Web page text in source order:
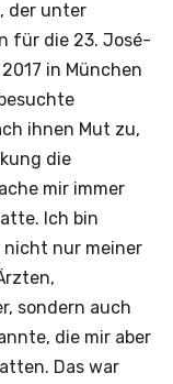
der unter
für die 23. José-
in München
ihnen Mut zu,
die
mir immer
Ich bin
nicht nur meiner
sondern auch
die mir aber
Das war